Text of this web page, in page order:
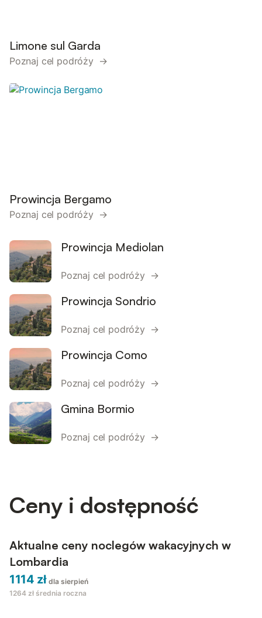
Limone sul Garda
Poznaj cel podróży →
Prowincja Bergamo
Poznaj cel podróży →
Prowincja Mediolan
Poznaj cel podróży →
Prowincja Sondrio
Poznaj cel podróży →
Prowincja Como
Poznaj cel podróży →
Gmina Bormio
Poznaj cel podróży →
Ceny i dostępność
Aktualne ceny noclegów wakacyjnych w
Lombardia
1114 zł dla sierpień
1264 zł średnia roczna